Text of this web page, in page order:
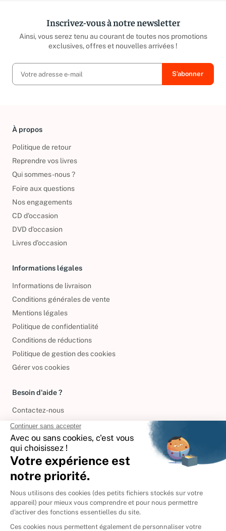
Inscrivez-vous à notre newsletter
Ainsi, vous serez tenu au courant de toutes nos promotions
exclusives, offres et nouvelles arrivées !
À propos
Politique de retour
Reprendre vos livres
Qui sommes-nous ?
Foire aux questions
Nos engagements
CD d'occasion
DVD d'occasion
Livres d’occasion
Informations légales
Informations de livraison
Conditions générales de vente
Mentions légales
Politique de confidentialité
Conditions de réductions
Politique de gestion des cookies
Gérer vos cookies
Besoin d'aide ?
Contactez-nous
International
🇪🇸Espagne
🇮🇹Italie
Donner vos livres